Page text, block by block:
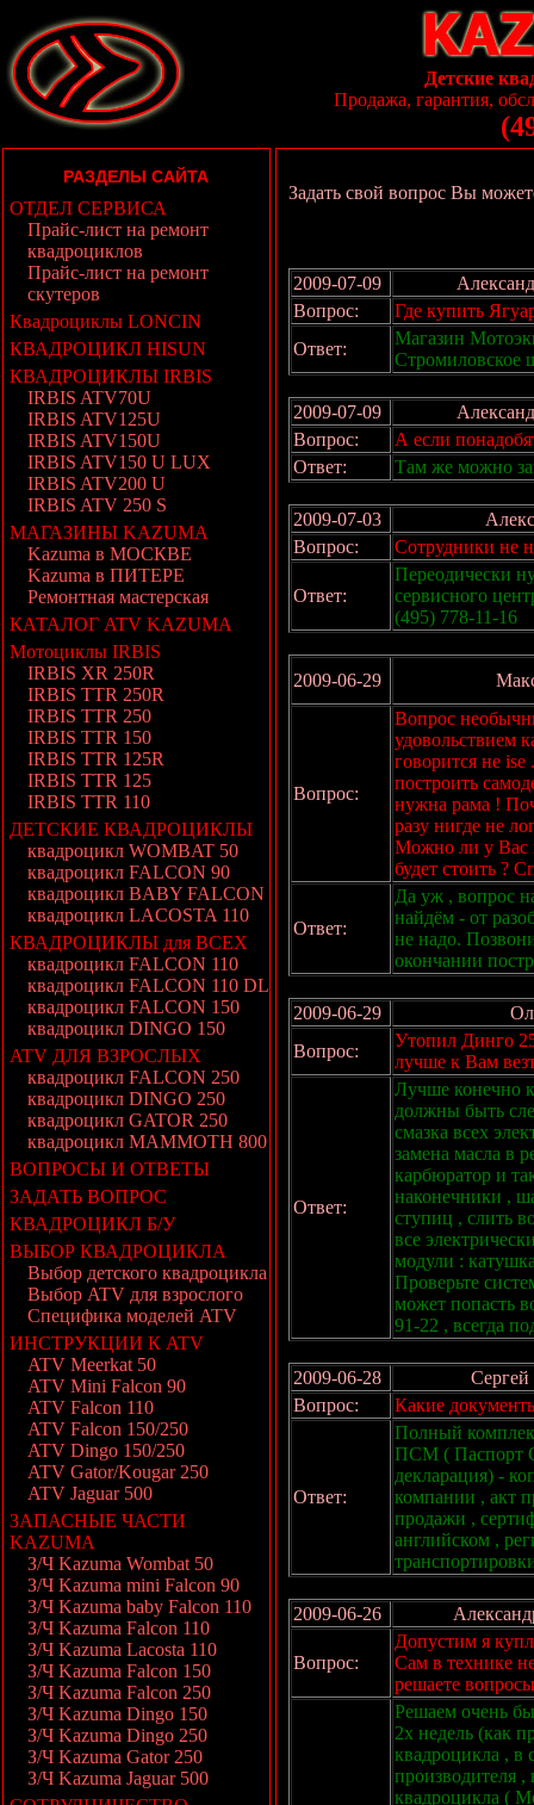
Детские
Продажа, гарантия,
РАЗДЕЛЫ САЙТА
ОТДЕЛ СЕРВИСА
Прайс-лист на ремонт
квадроциклов
Прайс-лист на ремонт
скутеров
Квадроциклы LONCIN
КВАДРОЦИКЛ HISUN
КВАДРОЦИКЛЫ IRBIS
IRBIS ATV70U
IRBIS ATV125U
IRBIS ATV150U
IRBIS ATV150 U LUX
IRBIS ATV200 U
IRBIS ATV 250 S
МАГАЗИНЫ KAZUMA
Kazuma в МОСКВЕ
Kazuma в ПИТЕРЕ
Ремонтная мастерская
КАТАЛОГ ATV KAZUMA
Мотоциклы IRBIS
IRBIS XR 250R
IRBIS TTR 250R
IRBIS TTR 250
IRBIS TTR 150
IRBIS TTR 125R
IRBIS TTR 125
IRBIS TTR 110
ДЕТСКИЕ КВАДРОЦИКЛЫ
квадроцикл WOMBAT 50
квадроцикл FALCON 90
квадроцикл BABY FALCON
квадроцикл LACOSTA 110
КВАДРОЦИКЛЫ для ВСЕХ
квадроцикл FALCON 110
квадроцикл FALCON 110 DL
квадроцикл FALCON 150
квадроцикл DINGO 150
ATV ДЛЯ ВЗРОСЛЫХ
квадроцикл FALCON 250
квадроцикл DINGO 250
квадроцикл GATOR 250
квадроцикл MAMMOTH 800
ВОПРОСЫ И ОТВЕТЫ
ЗАДАТЬ ВОПРОС
КВАДРОЦИКЛ Б/У
ВЫБОР КВАДРОЦИКЛА
Выбор детского квадроцикла
Выбор ATV для взрослого
Специфика моделей ATV
ИНСТРУКЦИИ К ATV
ATV Meerkat 50
ATV Mini Falcon 90
ATV Falcon 110
ATV Falcon 150/250
ATV Dingo 150/250
ATV Gator/Kougar 250
ATV Jaguar 500
ЗАПАСНЫЕ ЧАСТИ
KAZUMA
З/Ч Kazuma Wombat 50
З/Ч Kazuma mini Falcon 90
З/Ч Kazuma baby Falcon 110
З/Ч Kazuma Falcon 110
З/Ч Kazuma Lacosta 110
З/Ч Kazuma Falcon 150
З/Ч Kazuma Falcon 250
З/Ч Kazuma Dingo 150
З/Ч Kazuma Dingo 250
З/Ч Kazuma Gator 250
З/Ч Kazuma Jaguar 500
Задать свой вопрос Вы
2009-07-09
Вопрос:
Где купить
Ответ:
Магазин
Стромиловское
2009-07-09
Вопрос:
А если
Ответ:
Там же можно
2009-07-03
Вопрос:
Сотрудники не
Ответ:
Переодически
сервисного
(495) 778-11-16
2009-06-29
Вопрос:
Вопрос
удовольствием
говорится не
построить
нужна рама !
разу нигде не
Можно ли у Вас
будет стоить ?
Ответ:
Да уж , вопрос
найдём - от
не надо.
окончании
2009-06-29
Вопрос:
Утопил Динго
лучше к Вам
Ответ:
Лучше конечно
должны быть
смазка всех
замена масла в
карбюратор и
наконечники ,
ступиц , слить
все
модули :
Проверьте
может попасть
91-22 , всегда
2009-06-28
Вопрос:
Какие
Ответ:
Полный
ПСМ ( Паспорт
декларация) -
компании , акт
продажи ,
английском ,
2009-06-26
Вопрос:
Допустим я
Сам в технике
решаете
Решаем очень
2х недель (как
квадроцикла , в
производителя
квадроцикла (